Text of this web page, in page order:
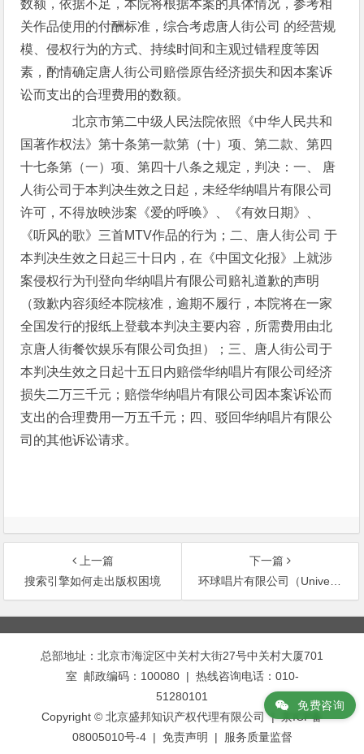
数额，依据不足，本院将根据本案的具体情况，参考相
关作品使用的付酬标准，综合考虑唐人街公司 的经营规
模、侵权行为的方式、持续时间和主观过错程度等因
素，酌情确定唐人街公司赔偿原告经济损失和因本案诉
讼而支出的合理费用的数额。
北京市第二中级人民法院依照《中华人民共和
国著作权法》第十条第一款第（十）项、第二款、第四
十七条第（一）项、第四十八条之规定，判决：一、 唐
人街公司于本判决生效之日起，未经华纳唱片有限公司
许可，不得放映涉案《爱的呼唤》、《有效日期》、
《听风的歌》三首MTV作品的行为；二、唐人街公司 于
本判决生效之日起三十日内，在《中国文化报》上就涉
案侵权行为刊登向华纳唱片有限公司赔礼道歉的声明
（致歉内容须经本院核准，逾期不履行，本院将在一家
全国发行的报纸上登载本判决主要内容，所需费用由北
京唐人街餐饮娱乐有限公司负担）；三、唐人街公司于
本判决生效之日起十五日内赔偿华纳唱片有限公司经济
损失二万三千元；赔偿华纳唱片有限公司因本案诉讼而
支出的合理费用一万五千元；四、驳回华纳唱片有限公
司的其他诉讼请求。
上一篇
搜索引擎如何走出版权困境
下一篇
环球唱片有限公司（Universal Music Limited）诉上海森蓝电脑网
文
章
总部地址：北京市海淀区中关村大街27号中关村大厦701
室 邮政编码：100080 | 热线咨询电话：010-
51280101
Copyright © 北京盛邦知识产权代理有限公司 | 京ICP备
08005010号-4 | 免责声明 | 服务质量监督
免费咨询